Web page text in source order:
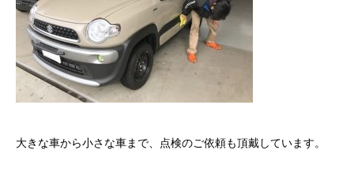
大きな車から小さな車まで、点検のご依頼も頂戴しています。